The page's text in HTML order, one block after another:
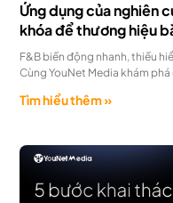
Ứng dụng của nghiên
khóa để thương hiệu
F&B biến động nhanh, thiếu
Cùng YouNet Media khám
Tìm hiểu thêm »